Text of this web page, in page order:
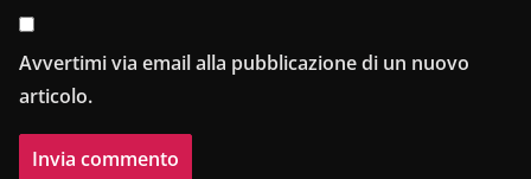
Avvertimi via email alla pubblicazione di un nuovo
articolo.